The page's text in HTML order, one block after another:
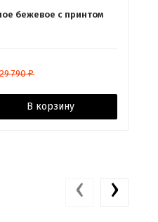
бежевое с принтом
29 790₽
В корзину
‹ ›